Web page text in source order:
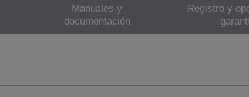
Manuales y
documentación
Registro y